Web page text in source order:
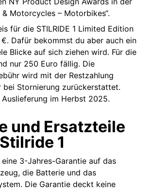
& Motorcycles – Motorbikes“.
für die STILRIDE 1 Limited Edition
Dafür bekommst du aber auch ein
Blicke auf sich ziehen wird. Für die
nur 250 Euro fällig. Die
wird mit der Restzahlung
bei Stornierung zurückerstattet.
im Herbst 2025.
und Ersatzteile
1
eine 3-Jahres-Garantie auf das
die Batterie und das
Die Garantie deckt keine